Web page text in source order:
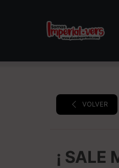
VOLVER
¡ SALE